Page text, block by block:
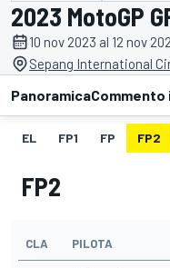
2023 MotoGP
10 nov 2023 al 12 nov
Sepang International
Panoramica
EL FP1 FP FP2
FP2
CLA PILOTA